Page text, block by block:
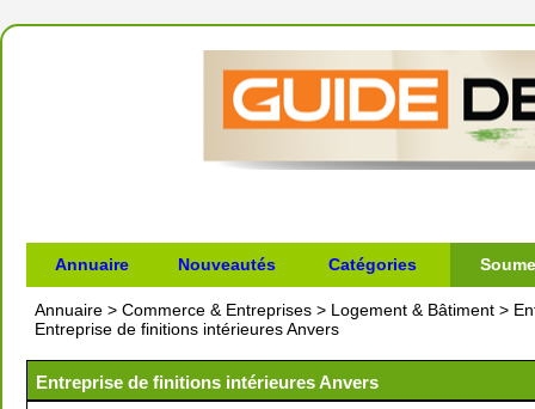
Annuaire Nouveautés Catégories
Annuaire > Commerce & Entreprises > Logement & Bâtiment >
Entreprise de finitions intérieures Anvers
Entreprise de finitions intérieures Anvers